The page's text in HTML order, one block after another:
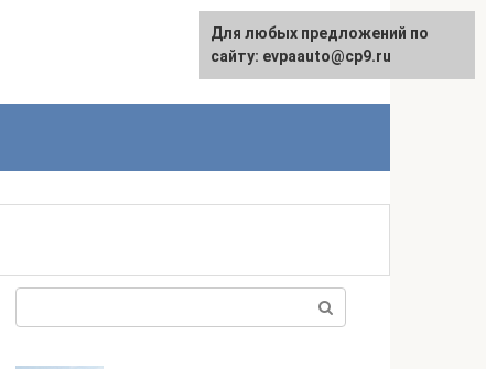
English
Для любых предложений по
сайту: evpaauto@cp9.ru